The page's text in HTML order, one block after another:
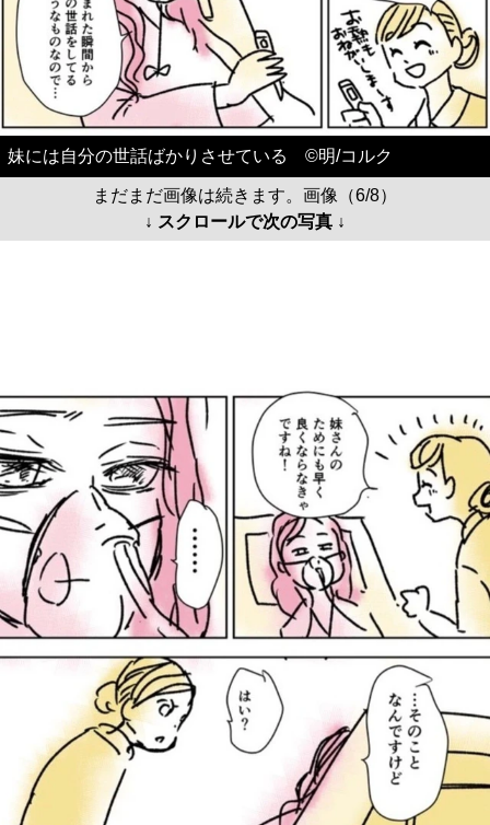
妹には自分の世話ばかりさせている ©️明/コルク
まだまだ画像は続きます。画像（6/8）
↓ スクロールで次の写真 ↓